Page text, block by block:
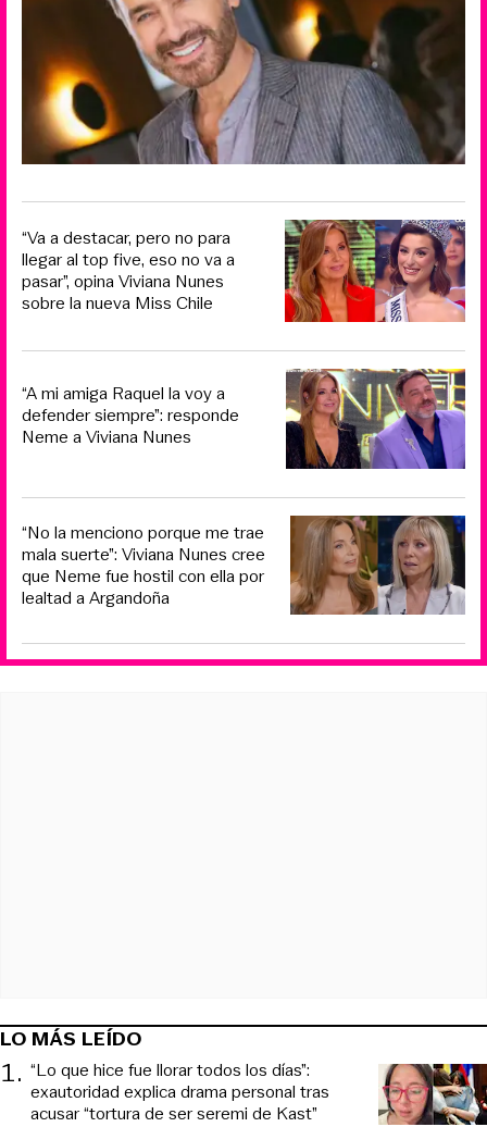
“Va a destacar, pero no para
llegar al top five, eso no va a
pasar”, opina Viviana Nunes
sobre la nueva Miss Chile
“A mi amiga Raquel la voy a
defender siempre”: responde
Neme a Viviana Nunes
“No la menciono porque me trae
mala suerte”: Viviana Nunes cree
que Neme fue hostil con ella por
lealtad a Argandoña
LO MÁS LEÍDO
1. “Lo que hice fue llorar todos los días”:
exautoridad explica drama personal tras
acusar “tortura de ser seremi de Kast”